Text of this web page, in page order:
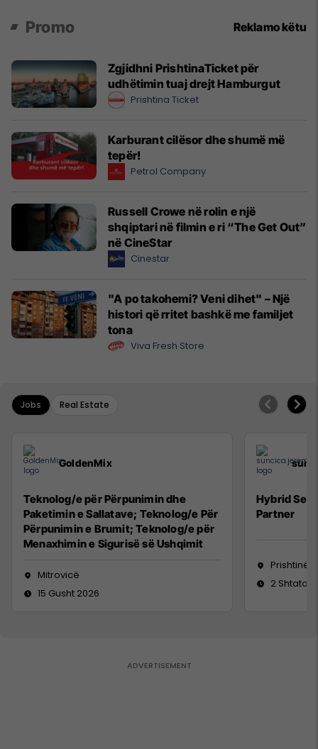
Promo Reklamo këtu
Zgjidhni PrishtinaTicket për
udhëtimin tuaj drejt Hamburgut
Prishtina Ticket
Karburant cilësor dhe shumë më
tepër!
Petrol Company
Russell Crowe në rolin e një
shqiptari në filmin e ri “The Get Out”
në CineStar
Cinestar
"A po takohemi? Veni dihet" – Një
histori që rritet bashkë me familjet
tona
Viva Fresh Store
Jobs Real Estate
GoldenMix
Teknolog/e për Përpunimin dhe
Paketimin e Sallatave; Teknolog/e Për
Përpunimin e Brumit; Teknolog/e për
Menaxhimin e Sigurisë së Ushqimit
Mitrovicë
15 Gusht 2026
Hybrid
Partner
Prishtinë
2 Shtator